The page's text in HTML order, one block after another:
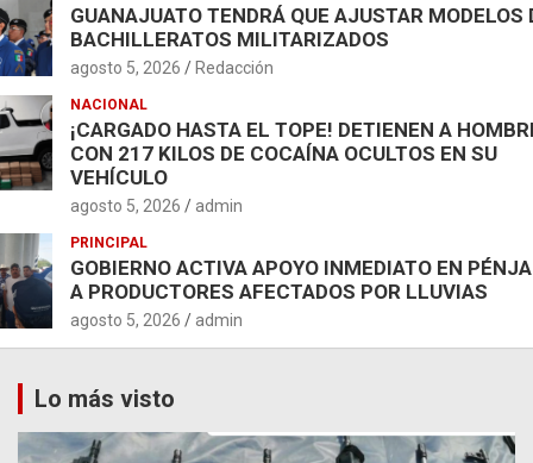
GUANAJUATO TENDRÁ QUE AJUSTAR MODELOS
BACHILLERATOS MILITARIZADOS
agosto 5, 2026 Redacción
NACIONAL
¡CARGADO HASTA EL TOPE! DETIENEN A
CON 217 KILOS DE COCAÍNA OCULTOS EN SU
VEHÍCULO
agosto 5, 2026 admin
PRINCIPAL
GOBIERNO ACTIVA APOYO INMEDIATO EN
A PRODUCTORES AFECTADOS POR LLUVIAS
agosto 5, 2026 admin
Lo más visto